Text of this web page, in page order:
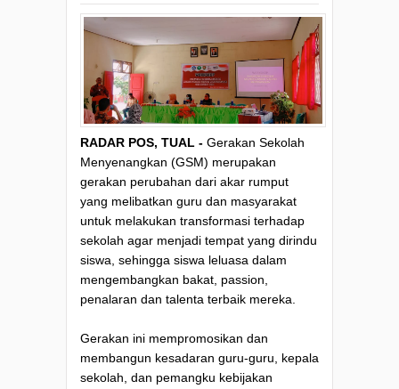
RADAR POS, TUAL - Gerakan Sekolah
Menyenangkan (GSM) merupakan
gerakan perubahan dari akar rumput
yang melibatkan guru dan masyarakat
untuk melakukan transformasi terhadap
sekolah agar menjadi tempat yang dirindu
siswa, sehingga siswa leluasa dalam
mengembangkan bakat, passion,
penalaran dan talenta terbaik mereka.
Gerakan ini mempromosikan dan
membangun kesadaran guru-guru, kepala
sekolah, dan pemangku kebijakan